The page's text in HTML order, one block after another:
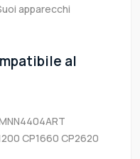
apparecchi
al
CP1660 CP2620